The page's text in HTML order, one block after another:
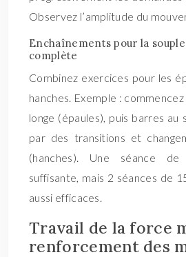
Observez l’amplitude du
Enchaînements pour la
complète
Combinez exercices pour les
hanches. Exemple :
longe (épaules), puis barres au
par des transitions et
(hanches). Une séance
suffisante, mais 2 séances de
aussi efficaces.
Travail de la force
renforcement des